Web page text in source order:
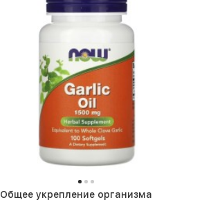
Общее укрепление организма